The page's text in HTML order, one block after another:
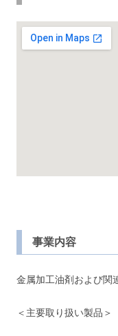
事業内容
金属加工油剤および関
＜主要取り扱い製品＞